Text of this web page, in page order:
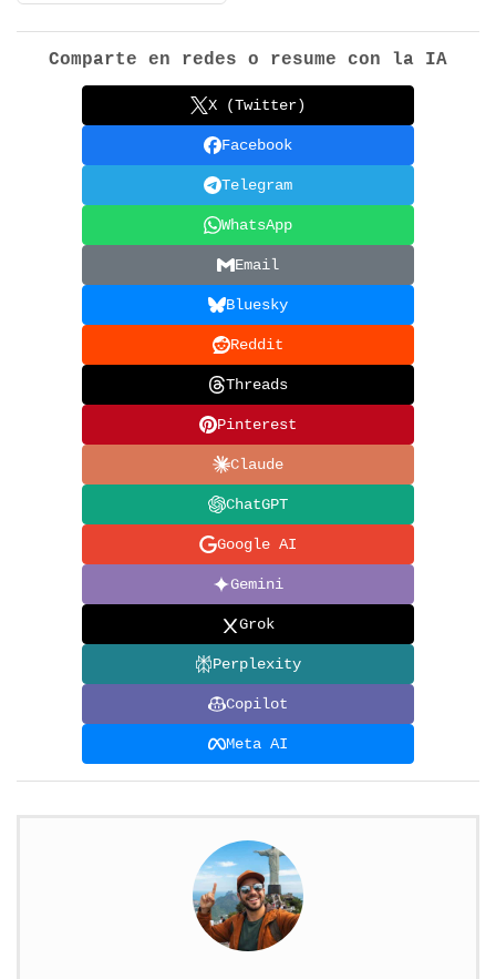
Comparte en redes o resume con la IA
X (Twitter)
Facebook
Telegram
WhatsApp
Email
Bluesky
Reddit
Threads
Pinterest
Claude
ChatGPT
Google AI
Gemini
Grok
Perplexity
Copilot
Meta AI